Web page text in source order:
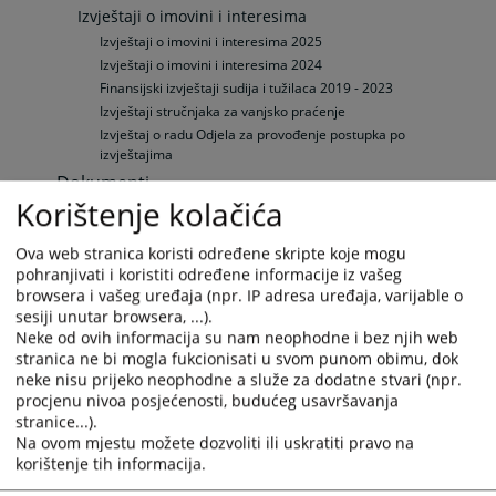
Izvještaji o imovini i interesima
Izvještaji o imovini i interesima 2025
Izvještaji o imovini i interesima 2024
Finansijski izvještaji sudija i tužilaca 2019 - 2023
Izvještaji stručnjaka za vanjsko praćenje
Izvještaj o radu Odjela za provođenje postupka po
izvještajima
Dokumenti
Planovi, izvještaji i programi rada
Strateški planovi VSTV-a BiH
Srednjoročni planovi rada VSTV BiH
Godišnji izvještaji VSTV-a BiH
Programi rada VSTV-a BiH
Budžet VSTV-a BIH
Budžet VSTV-a BiH
Godišnji izvještaji o izvršenju budžeta VSTV-a BiH
Revizorski izvještaji
Ostali dokumenti
Ostali dokumenti
Korištenje kolačića
Ova web stranica koristi određene skripte koje mogu
pohranjivati i koristiti određene informacije iz vašeg
browsera i vašeg uređaja (npr. IP adresa uređaja, varijable o
sesiji unutar browsera, ...).
Neke od ovih informacija su nam neophodne i bez njih web
stranica ne bi mogla fukcionisati u svom punom obimu, dok
neke nisu prijeko neophodne a služe za dodatne stvari (npr.
procjenu nivoa posjećenosti, budućeg usavršavanja
stranice...).
Na ovom mjestu možete dozvoliti ili uskratiti pravo na
korištenje tih informacija.